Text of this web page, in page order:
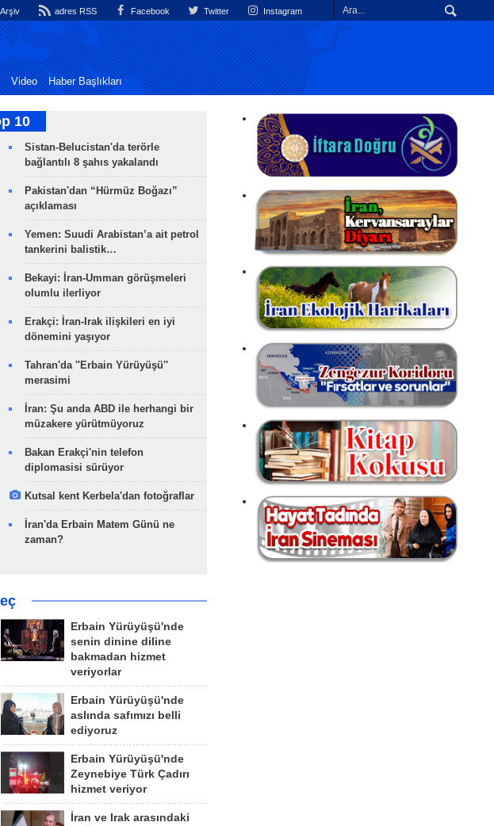
Arşiv adres RSS Facebook Twitter Instagram
Video Haber Başlıkları
10
Sistan-Belucistan'da terörle
bağlantılı 8 şahıs yakalandı
Pakistan'dan “Hürmüz Boğazı”
açıklaması
Yemen: Suudi Arabistan’a ait petrol
tankerini balistik…
Bekayi: İran-Umman görüşmeleri
olumlu ilerliyor
Erakçi: İran-Irak ilişkileri en iyi
dönemini yaşıyor
Tahran'da ''Erbain Yürüyüşü''
merasimi
İran: Şu anda ABD ile herhangi bir
müzakere yürütmüyoruz
Bakan Erakçi'nin telefon
diplomasisi sürüyor
Kutsal kent Kerbela'dan fotoğraflar
İran'da Erbain Matem Günü ne
zaman?
Erbain Yürüyüşü'nde
senin dinine diline
bakmadan hizmet
veriyorlar
Erbain Yürüyüşü'nde
aslında safımızı belli
ediyoruz
Erbain Yürüyüşü'nde
Zeynebiye Türk Çadırı
hizmet veriyor
İran ve Irak arasındaki